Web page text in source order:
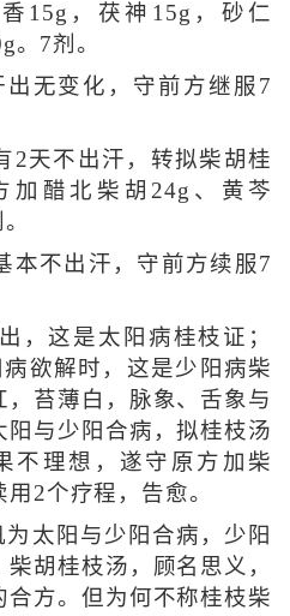
15g，茯神15g，砂仁
。7剂。
无变化，守前方继服7
2天不出汗，转拟柴胡桂
加醋北柴胡24g、黄芩
本不出汗，守前方续服7
，这是太阳病桂枝证；
欲解时，这是少阳病柴
苔薄白，脉象、舌象与
与少阳合病，拟桂枝汤
不理想，遂守原方加柴
2个疗程，告愈。
太阳与少阳合病，少阳
胡桂枝汤，顾名思义，
方。但为何不称桂枝柴